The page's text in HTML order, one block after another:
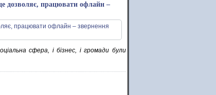
дозволяє, працювати офлайн –
сфера, і бізнес, і громади були